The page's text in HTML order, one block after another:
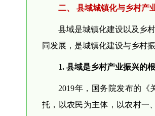
二、 县域城镇化与乡村产
县域是城镇化建设以及乡
同发展，是城镇化建设与乡村
1. 县域是乡村产业振兴的
2019年，国务院发布的
托，以农民为主体，以农村一